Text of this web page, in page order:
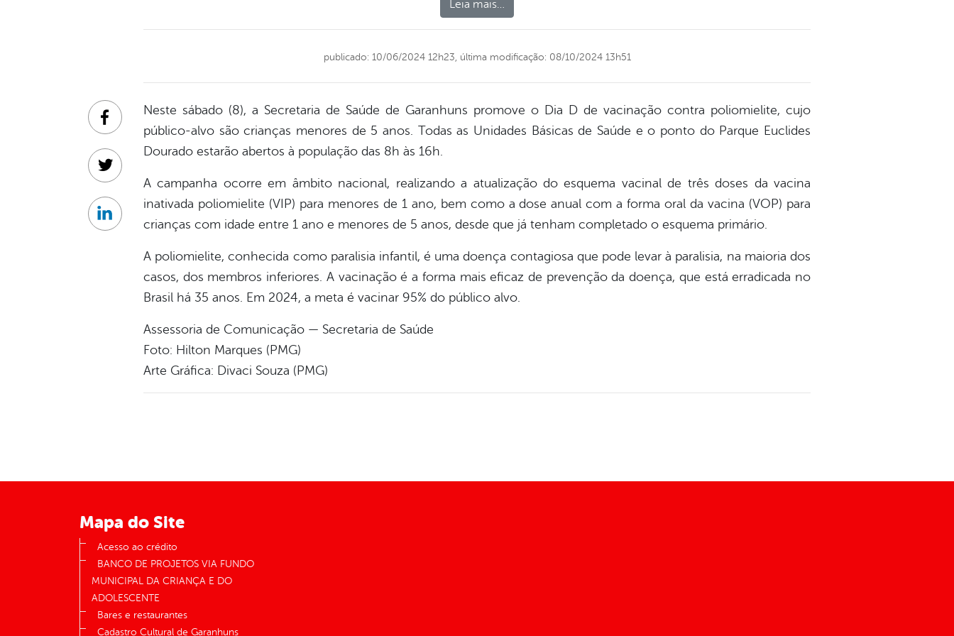
Leia mais…
publicado: 10/06/2024 12h23, última modificação: 08/10/2024 13h51
Neste sábado (8), a Secretaria de Saúde de Garanhuns promove o Dia D de vacinação contra poliomielite, cujo
público-alvo são crianças menores de 5 anos. Todas as Unidades Básicas de Saúde e o ponto do Parque Euclides
Dourado estarão abertos à população das 8h às 16h.
A campanha ocorre em âmbito nacional, realizando a atualização do esquema vacinal de três doses da vacina
inativada poliomielite (VIP) para menores de 1 ano, bem como a dose anual com a forma oral da vacina (VOP) para
crianças com idade entre 1 ano e menores de 5 anos, desde que já tenham completado o esquema primário.
A poliomielite, conhecida como paralisia infantil, é uma doença contagiosa que pode levar à paralisia, na maioria dos
casos, dos membros inferiores. A vacinação é a forma mais eficaz de prevenção da doença, que está erradicada no
Brasil há 35 anos. Em 2024, a meta é vacinar 95% do público alvo.
Assessoria de Comunicação — Secretaria de Saúde
Foto: Hilton Marques (PMG)
Arte Gráfica: Divaci Souza (PMG)
Facebook
Twitter
Linkedin
Mapa do Site
Acesso ao crédito
BANCO DE PROJETOS VIA FUNDO
MUNICIPAL DA CRIANÇA E DO
ADOLESCENTE
Bares e restaurantes
Cadastro Cultural de Garanhuns